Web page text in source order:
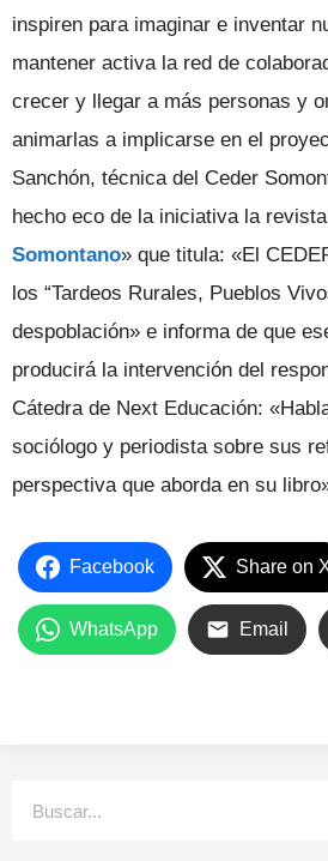
inspiren para imaginar e inventar
mantener activa la red de
crecer y llegar a más personas y
animarlas a implicarse en el
Sanchón, técnica del Ceder
hecho eco de la iniciativa la
Somontano» que titula: «El
los “Tardeos Rurales, Pueblos
despoblación» e informa de que
producirá la intervención del
Cátedra de Next Educación:
sociólogo y periodista sobre sus
perspectiva que aborda en su
Facebook Share on
WhatsApp Email